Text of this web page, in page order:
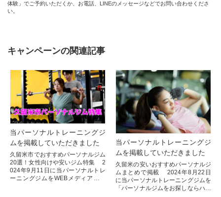
体験」でご予約いただくか、お電話、LINEのメッセージなどでお問い合わせくださ
い。
キャンペーンの関連記事
当パーソナルトレーニングジ
ムを掲載していただきました
久留米市でおすすめパーソナルジム
20選！女性向けや安いジム特集 2
024年9月11日に当パーソナルトレ
ーニングジムをWEBメディア『キ
当パーソナルトレーニングジ
ムを掲載していただきました
久留米の安いおすすめパーソナルジ
ムまとめで掲載 2024年8月22日
に当パーソナルトレーニングジムを
「パーソナルジムをお探しならハッ